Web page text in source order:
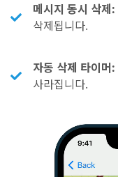
메시지 동시 삭제:
삭제됩니다.
자동 삭제 타이머:
사라집니다.